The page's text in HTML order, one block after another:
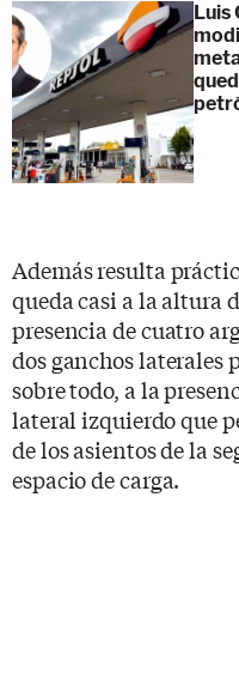
Luis
Además resulta
queda casi a la altura
presencia de cuatro
dos ganchos laterales
sobre todo, a la
lateral izquierdo que
de los asientos de la
espacio de carga.